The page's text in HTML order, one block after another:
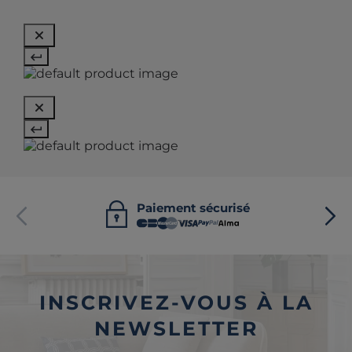
Paiement sécurisé
INSCRIVEZ-VOUS À LA
NEWSLETTER